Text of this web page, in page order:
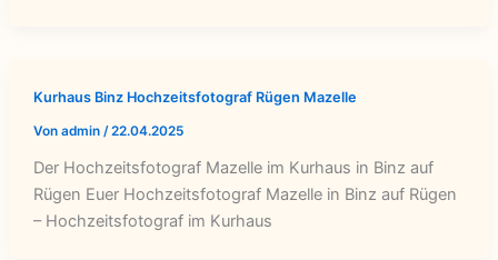
Kurhaus Binz Hochzeitsfotograf Rügen Mazelle
Von admin /22.04.2025
Der Hochzeitsfotograf Mazelle im Kurhaus in Binz auf
Rügen Euer Hochzeitsfotograf Mazelle in Binz auf Rügen
– Hochzeitsfotograf im Kurhaus